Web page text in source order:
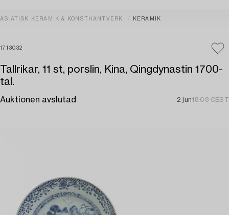
ASIATISK KERAMIK & KONSTHANTVERK KERAMIK
1713032
Tallrikar, 11 st, porslin, Kina, Qingdynastin 1700-
tal.
Auktionen avslutad 2 jun18:08 CEST